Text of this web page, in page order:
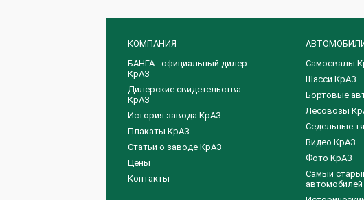
КОМПАНИЯ
БАНГА - официальный дилер
КрАЗ
Дилерские свидетельства
КрАЗ
История завода КрАЗ
Плакаты КрАЗ
Статьи о заводе КрАЗ
Цены
Контакты
Самосвалы
Шасси КрАЗ
Бортовые
Лесовозы
Седельные
Видео КрАЗ
Фото КрАЗ
Самый